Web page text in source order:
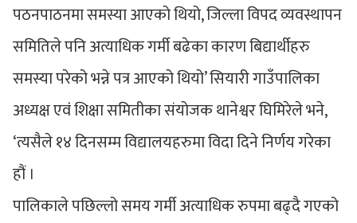
पठनपाठनमा समस्या आएको थियो, जिल्ला विपद व्यवस्थापन
समितिले पनि अत्याधिक गर्मी बढेका कारण बिद्यार्थीहरु
समस्या परेको भन्ने पत्र आएको थियो’ सियारी गाउँपालिका
अध्यक्ष एवंं शिक्षा समितीका संयोजक थानेश्वर घिमिरेले भने,
‘त्यसैले १४ दिनसम्म विद्यालयहरुमा विदा दिने निर्णय गरेका
हौं ।
पालिकाले पछिल्लो समय गर्मी अत्याधिक रुपमा बढ्दै गएको